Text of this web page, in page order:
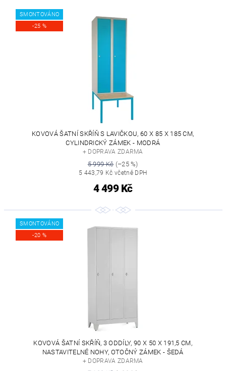
SMONTOVÁNO
-25 %
KOVOVÁ ŠATNÍ SKŘÍŇ S LAVIČKOU, 60 X 85 X 185 CM,
CYLINDRICKÝ ZÁMEK - MODRÁ
+ DOPRAVA ZDARMA
5 999 Kč(–25 %)
5 443,79 Kč včetně DPH
4 499 Kč
SMONTOVÁNO
-20 %
KOVOVÁ ŠATNÍ SKŘÍŇ, 3 ODDÍLY, 90 X 50 X 191,5 CM,
NASTAVITELNÉ NOHY, OTOČNÝ ZÁMEK - ŠEDÁ
+ DOPRAVA ZDARMA